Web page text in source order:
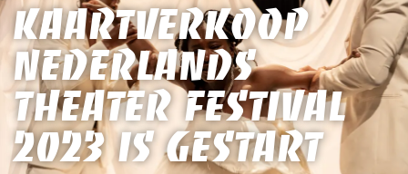
Kaartverkoop
Nederlands
Theater Festival
2023 is gestart